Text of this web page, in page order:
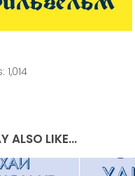
1,014
ALSO LIKE...